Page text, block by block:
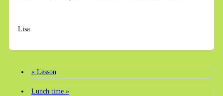
Lisa
« Lesson
Lunch time »